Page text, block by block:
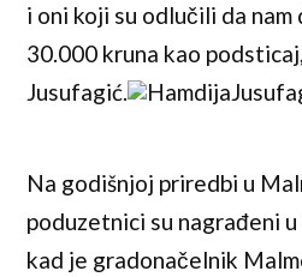
i oni koji su odlučili da
30.000 kruna kao
Jusufagić.
Na godišnjoj priredbi u
poduzetnici su nagrađeni
kad je gradonačelnik